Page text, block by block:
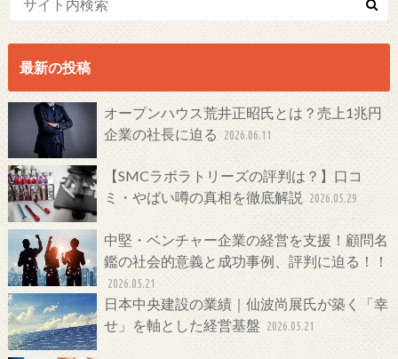
最新の投稿
オープンハウス荒井正昭氏とは？売上1兆円
企業の社長に迫る
2026.06.11
【SMCラボラトリーズの評判は？】口コ
ミ・やばい噂の真相を徹底解説
2026.05.29
中堅・ベンチャー企業の経営を支援！顧問名
鑑の社会的意義と成功事例、評判に迫る！！
2026.05.21
日本中央建設の業績｜仙波尚展氏が築く「幸
せ」を軸とした経営基盤 2026.05.21